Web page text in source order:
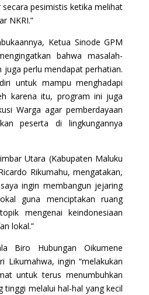
secara pesimistis ketika melihat
NKRI.”
Ketua Sinode GPM
bahwa masalah-
juga perlu mendapat perhatian.
untuk mampu menghadapi
karena itu, program ini juga
Warga agar pemberdayaan
peserta di lingkungannya
Utara (Kabupaten Maluku
Rikumahu, mengatakan,
ingin membangun jejaring
guna menciptakan ruang
mengenai keindonesiaan
lokal.”
Biro Hubungan Oikumene
Likumahwa, ingin “melakukan
untuk terus menumbuhkan
tinggi melalui hal-hal yang kecil